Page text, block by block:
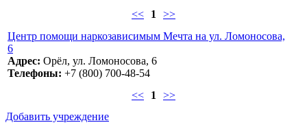
<<
1 >>
Центр помощи наркозависимым Мечта на ул. Ломоносова,
6
Адрес: Орёл, ул. Ломоносова, 6
Телефоны: +7 (800) 700-48-54
<<
1 >>
Добавить учреждение